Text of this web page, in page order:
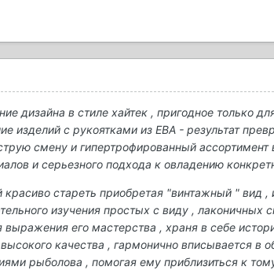
дизайна в стиле хайтек , пригодное только
изделий с рукоятками из ЕВА - результат
смену и гипертрофированный
и серьезного подхода к овладению
стареть приобретая "винтажный " вид
изучения простых с виду , лаконичных
его мастерства , храня в себе
качества , гармонично вписывается в
рыболова , помогая ему приблизиться к